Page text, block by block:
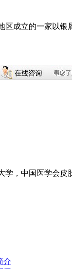
区成立的一家以银
学，中国医学会皮
介